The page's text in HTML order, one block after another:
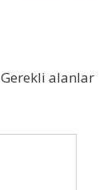
Gerekli alanlar